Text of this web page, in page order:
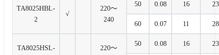
TA8025HBL-
2
√
220〜
240
50 0.08 16
60 0.07 11
TA8025HSL-
220〜
50 0.08 16